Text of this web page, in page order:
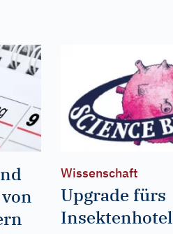
Wissenschaft
Upgrade fürs
Insektenhotel